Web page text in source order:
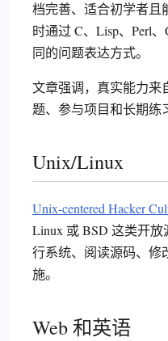
档完善、适合初学者且
时通过 C、Lisp、Perl
同的问题表达方式。
文章强调，真实能力来
题、参与项目和长期练
Unix/Linux
Unix-centered Hacker
Linux 或 BSD 这类开
行系统、阅读源码、修
施。
Web 和英语